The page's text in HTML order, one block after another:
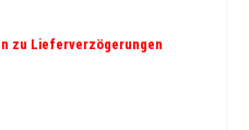
zu Lieferverzögerungen